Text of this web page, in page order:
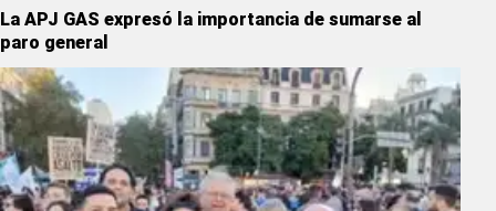
La APJ GAS expresó la importancia de sumarse al
paro general